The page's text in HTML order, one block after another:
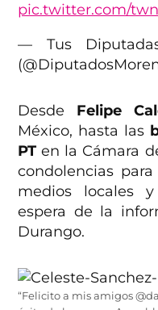
pic.twitter.com/
— Tus
Desde Felipe
México, hasta las
PT en la Cámara
condolencias
medios locales
espera de la
Durango.
“Felicito a mis amigos